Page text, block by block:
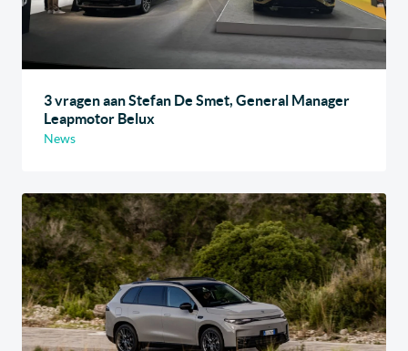
3 vragen aan Stefan De Smet, General Manager
Leapmotor Belux
News